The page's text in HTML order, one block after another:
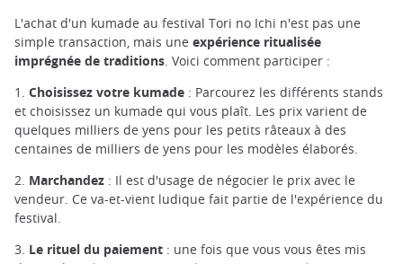
L'achat d'un kumade au festival Tori no Ichi n'est pas une
simple transaction, mais une expérience ritualisée
imprégnée de traditions . Voici comment participer :
1. Choisissez votre kumade : Parcourez les différents stands
et choisissez un kumade qui vous plaît. Les prix varient de
quelques milliers de yens pour les petits râteaux à des
centaines de milliers de yens pour les modèles élaborés.
2. Marchandez : Il est d'usage de négocier le prix avec le
vendeur. Ce va-et-vient ludique fait partie de l'expérience du
festival.
3. Le rituel du paiement : une fois que vous vous êtes mis